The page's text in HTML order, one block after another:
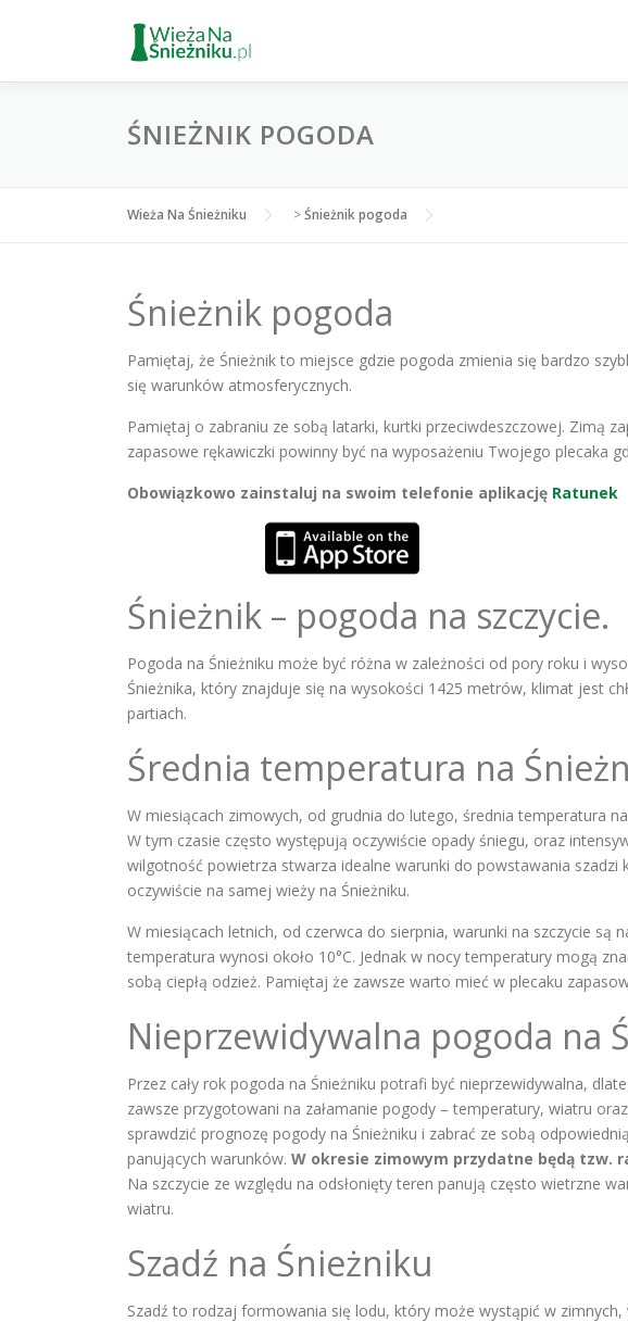
ŚNIEŻNIK POGODA
Wieża Na Śnieżniku >Śnieżnik pogoda
Śnieżnik pogoda
Pamiętaj, że Śnieżnik to miejsce gdzie pogoda zmienia się bardzo
się warunków atmosferycznych.
Pamiętaj o zabraniu ze sobą latarki, kurtki przeciwdeszczowej. Zimą
zapasowe rękawiczki powinny być na wyposażeniu Twojego plecaka
Obowiązkowo zainstaluj na swoim telefonie aplikację Ratunek
Śnieżnik – pogoda na szczycie.
Pogoda na Śnieżniku może być różna w zależności od pory roku i
Śnieżnika, który znajduje się na wysokości 1425 metrów, klimat jest
partiach.
Średnia temperatura na
W miesiącach zimowych, od grudnia do lutego, średnia temperatura
W tym czasie często występują oczywiście opady śniegu, oraz
wilgotność powietrza stwarza idealne warunki do powstawania
oczywiście na samej wieży na Śnieżniku.
W miesiącach letnich, od czerwca do sierpnia, warunki na szczycie są
temperatura wynosi około 10°C. Jednak w nocy temperatury mogą
sobą ciepłą odzież. Pamiętaj że zawsze warto mieć w plecaku
Nieprzewidywalna pogoda na
Przez cały rok pogoda na Śnieżniku potrafi być nieprzewidywalna,
zawsze przygotowani na załamanie pogody – temperatury, wiatru
sprawdzić prognozę pogody na Śnieżniku i zabrać ze sobą
panujących warunków. W okresie zimowym przydatne będą tzw.
Na szczycie ze względu na odsłonięty teren panują często wietrzne
wiatru.
Szadź na Śnieżniku
Szadź to rodzaj formowania się lodu, który może wystąpić w